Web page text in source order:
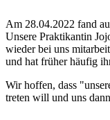
Am 28.04.2022 fand
Unsere Praktikantin
wieder bei uns
und hat früher häufig
Wir hoffen, dass
treten will und uns